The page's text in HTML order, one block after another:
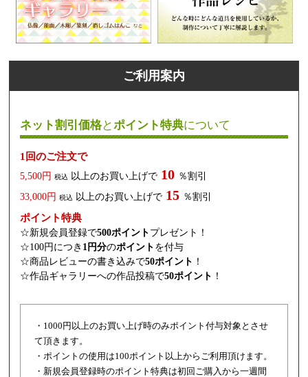
ご利用案内
ネット割引価格とポイント特典について
1回のご注文で
5,500円 税込 以上のお買い上げで 10 ％割引
33,000円 税込 以上のお買い上げで 15 ％割引
ポイント特典
☆新規会員登録で500ポイント プレゼント！
☆100円につき 1円分のポイント を付与
☆商品レビューの書き込みで50ポイント ！
☆作品ギャラリーへの作品投稿で50ポイント ！
・1000円以上のお買い上げ時のみポイント付与対象とさせ
て頂きます。
・ポイントの使用は100ポイント以上からご利用頂けます。
・新規会員登録時のポイント特典は初回ご購入から一週間